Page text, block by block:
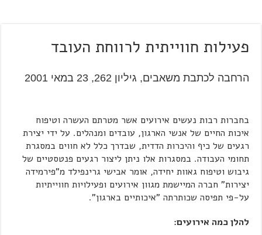
פעילות חווייתית לרווחת העובד
הרחבה לכתבת משאבים, גיליון 262, 23 במאי 2001
בחברות רבות נעשים אירועים אשר מטרתם העשרה וטיפוח
איכות החיים של אנשי הארגון, עובדים ומנהלים. על ידי יצירת
רגעים של כיף והיכרות הדדית, שבדרך כלל לא חווים במסגרת
תחומי העבודה. במסגרות אלו ניתן ליצור רגעים פנטסטיים של
גיבוש וטיפוח גאוות יחידה, אומר אבישי גרינפילד מ"פירמידה
יצירות" חברה המיישמת מגוון אירועים ופעילויות חווייתיות
על-פי תפיסה שכותרתה "איכותיים בארגון".
להלן כמה אירועים: